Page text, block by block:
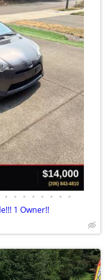
• • • • • • • •
1 Owner!!